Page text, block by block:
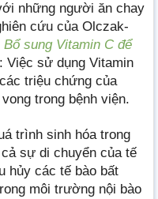
những người ăn chay
cứu của Olczak-
Bổ sung Vitamin C để
Việc sử dụng Vitamin
triệu chứng của
trong bệnh viện.
trình sinh hóa trong
sự di chuyển của tế
hủy các tế bào bất
môi trường nội bào